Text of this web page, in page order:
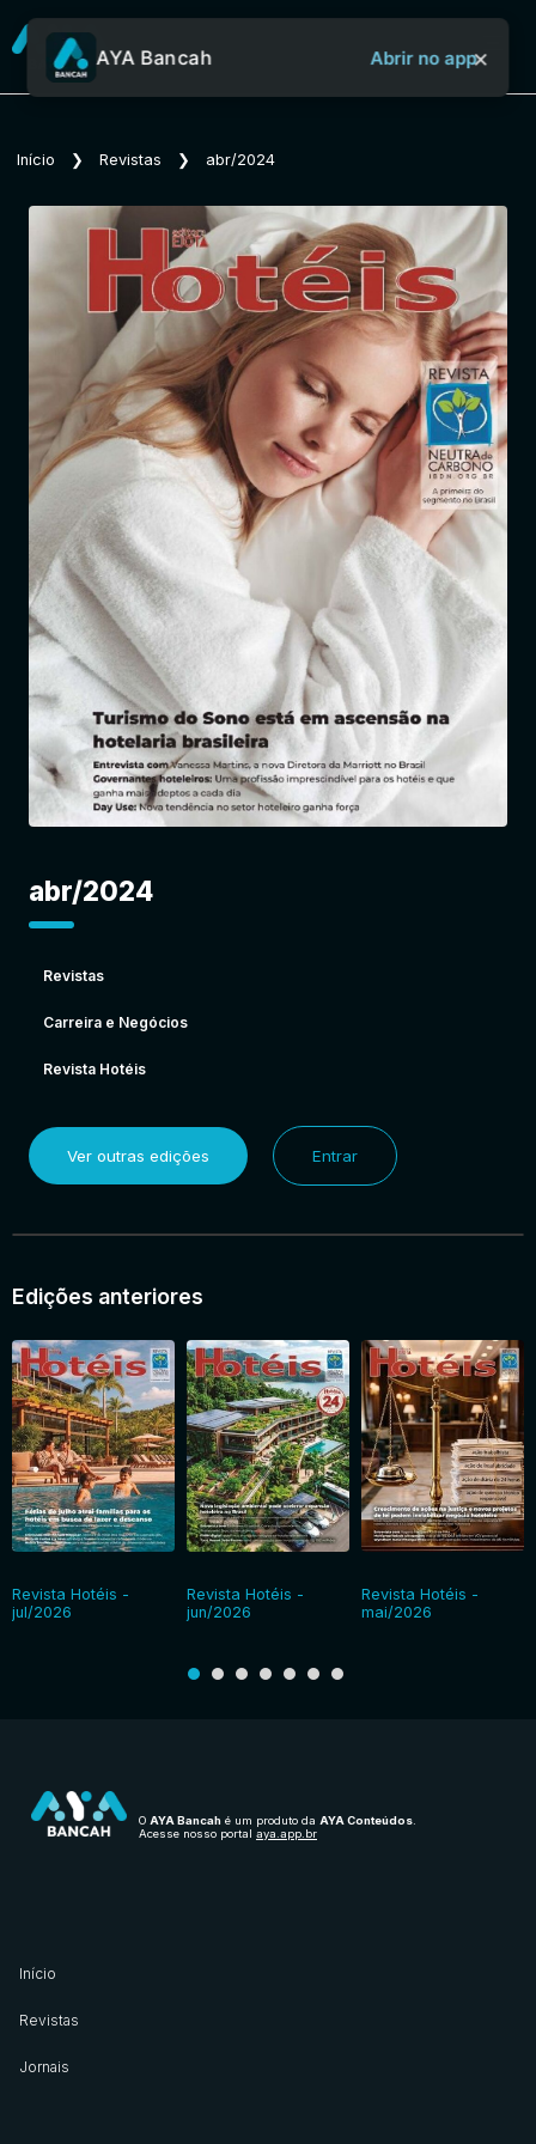
Sobre o Aya Bancah
Início
Revistas
Jornais
Notícias
Entrar
AYA Bancah Abrir no app×
Início ❯ Revistas ❯ abr/2024
abr/2024
Revistas
Carreira e Negócios
Revista Hotéis
Ver outras edições Entrar
Edições anteriores
Revista Hotéis -
jul/2026
Revista Hotéis -
jun/2026
Revista Hotéis -
mai/2026
O AYA Bancah é um produto da AYA Conteúdos
Acesse nosso portal aya.app.br
Início
Revistas
Jornais